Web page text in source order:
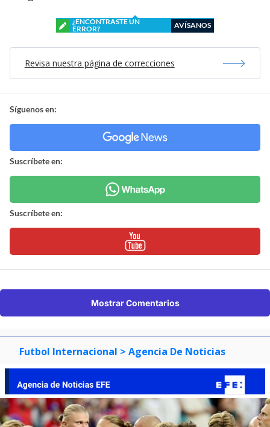
¿ENCONTRASTE UN
ERROR?
AVÍSANOS
Revisa nuestra página de correcciones
Síguenos en:
Suscríbete en:
Suscríbete en:
Mostrar Comentarios
Futbol Internacional > Agencia De Noticias